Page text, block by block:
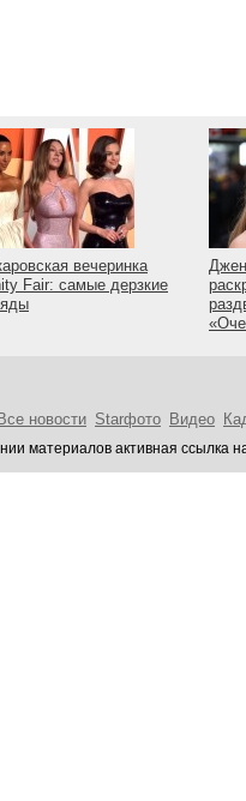
вечеринка
Fair: самые дерзкие
Все новости Starфото Видео
материалов активная ссылка